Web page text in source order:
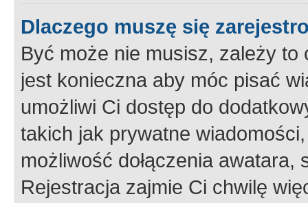
Dlaczego muszę się
Być może nie musisz, zależy
jest konieczna aby móc pisać
umożliwi Ci dostęp do
takich jak prywatne
możliwość dołączenia
Rejestracja zajmie Ci chwilę